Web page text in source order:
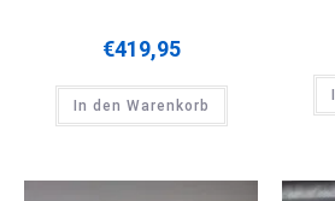
€419,95
In den Warenkorb